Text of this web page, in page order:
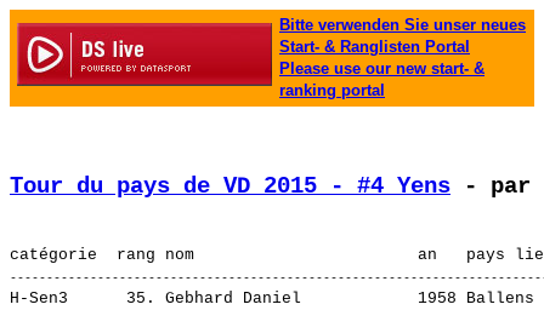
Bitte verwenden Sie unser neues
Start- & Ranglisten Portal
Please use our new start- &
ranking portal
Tour du pays de VD 2015 - #4 Yens - par
H-Sen3      35. Gebhard Daniel
1958